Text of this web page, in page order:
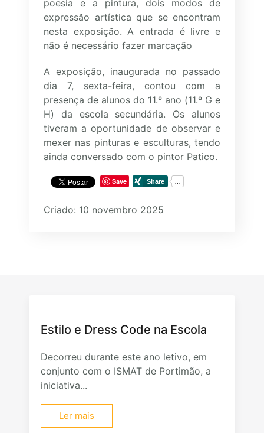
poesia e a pintura, dois modos de
expressão artística que se encontram
nesta exposição. A entrada é livre e
não é necessário fazer marcação
A exposição, inaugurada no passado
dia 7, sexta-feira, contou com a
presença de alunos do 11.º ano (11.º G e
H) da escola secundária. Os alunos
tiveram a oportunidade de observar e
mexer nas pinturas e esculturas, tendo
ainda conversado com o pintor Patico.
Save
Criado: 10 novembro 2025
Estilo e Dress Code na Escola
Decorreu durante este ano letivo, em
conjunto com o ISMAT de Portimão, a
iniciativa...
Ler mais